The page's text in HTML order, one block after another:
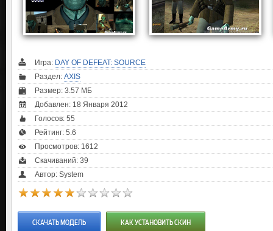
Игра: DAY OF DEFEAT: SOURCE
Раздел: AXIS
Размер: 3.57 МБ
Добавлен: 18 Января 2012
Голосов: 55
Рейтинг: 5.6
Просмотров: 1612
Скачиваний: 39
Автор: System
СКАЧАТЬ МОДЕЛЬ КАК УСТАНОВИТЬ СКИН